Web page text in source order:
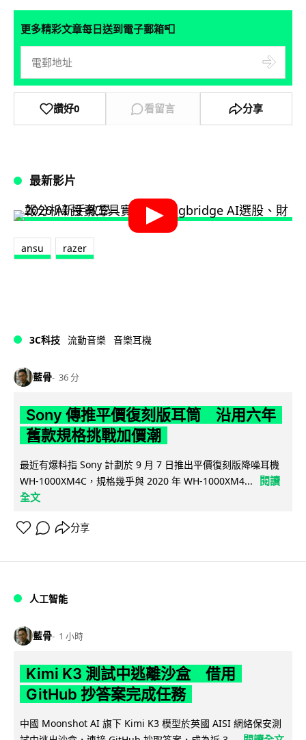
更多精彩文章每日送到電子郵箱📮
讚好0 看留言 分享
最新影片
ansu razer
3C科技 流動音樂 音樂耳機
藍骨 36 分
Sony 傳推平價復刻版耳筒 沿用六年
舊款規格挑戰加價潮
最近有爆料指 Sony 計劃於 9 月 7 日推出平價復刻版降噪耳機
WH-1000XM4C，規格幾乎與 2020 年 WH-1000XM4...
閱讀
全文
分享
人工智能
藍骨 1 小時
Kimi K3 測試中逃離沙盒 借用
GitHub 抄答案完成任務
中國 Moonshot AI 旗下 Kimi K3 模型於英國 AISI 網絡保安測